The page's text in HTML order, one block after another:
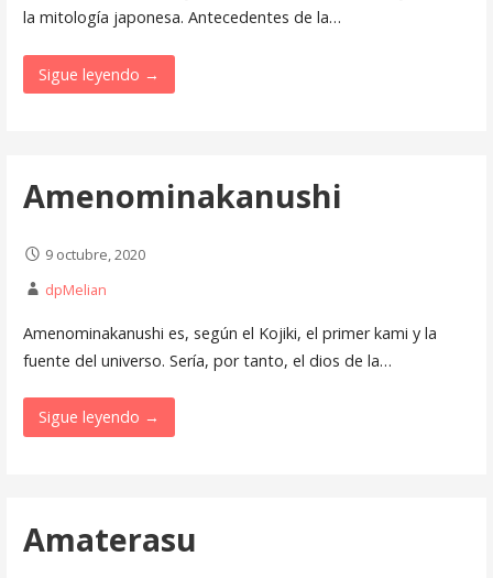
la mitología japonesa. Antecedentes de la…
Sigue leyendo →
Amenominakanushi
9 octubre, 2020
dpMelian
Amenominakanushi es, según el Kojiki, el primer kami y la
fuente del universo. Sería, por tanto, el dios de la…
Sigue leyendo →
Amaterasu